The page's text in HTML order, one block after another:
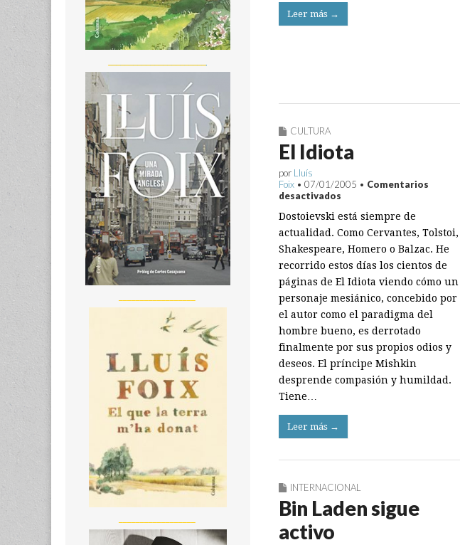
Leer más →
CULTURA
El Idiota
por Lluís
Foix • 07/01/2005 • Comentarios
desactivados
Idiota
Dostoievski está siempre de
actualidad. Como Cervantes, Tolstoi,
Shakespeare, Homero o Balzac. He
recorrido estos días los cientos de
páginas de El Idiota viendo cómo un
personaje mesiánico, concebido por
el autor como el paradigma del
hombre bueno, es derrotado
finalmente por sus propios odios y
deseos. El príncipe Mishkin
desprende compasión y humildad.
Tiene…
Leer más →
INTERNACIONAL
Bin Laden sigue
activo